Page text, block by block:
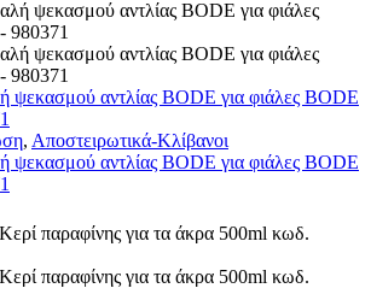
αντλίας BODE για φιάλες BODE
, Αποστειρωτικά-Κλίβανοι
αντλίας BODE για φιάλες BODE